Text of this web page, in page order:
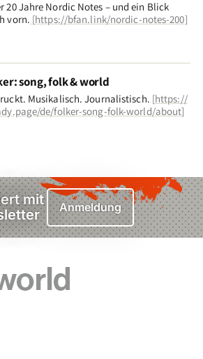
20 Jahre Nordic Notes – und ein Blick
vorn. [https://bfan.link/nordic-notes-200]
song, folk & world
Musikalisch. Journalistisch. [https://
de/folker-song-folk-world/about]
mit
Anmeldung